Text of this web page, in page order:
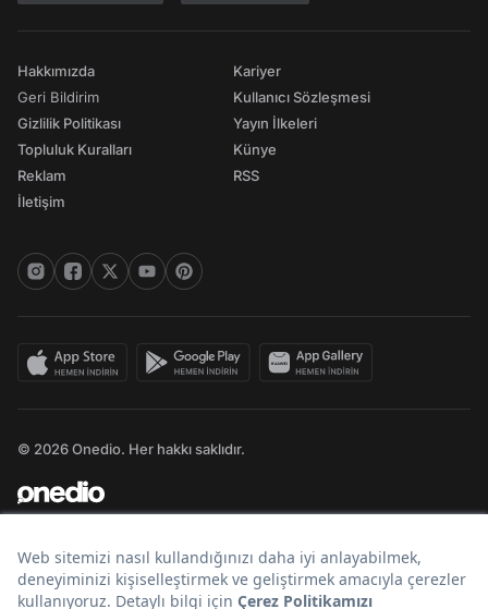
Hakkımızda
Geri Bildirim
Gizlilik Politikası
Topluluk Kuralları
Reklam
İletişim
Kariyer
Kullanıcı Sözleşmesi
Yayın İlkeleri
Künye
RSS
© 2026 Onedio. Her hakkı saklıdır.
Bir markasıdır.